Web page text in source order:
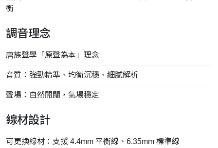
衡
調音理念
唐族聲學「原聲為本」理念
音質：強勁精準、均衡沉穩、細膩解析
聲場：自然開闊，氣場穩定
線材設計
可更換線材：支援 4.4mm 平衡線、6.35mm 標準線